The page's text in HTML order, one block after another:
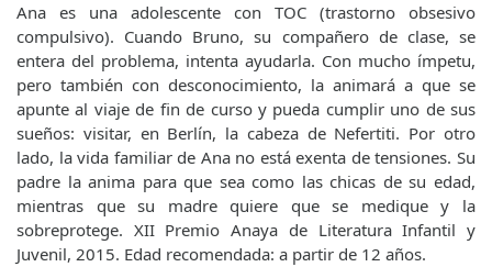
Ana es una adolescente con TOC (trastorno obsesivo
compulsivo). Cuando Bruno, su compañero de clase, se
entera del problema, intenta ayudarla. Con mucho ímpetu,
pero también con desconocimiento, la animará a que se
apunte al viaje de fin de curso y pueda cumplir uno de sus
sueños: visitar, en Berlín, la cabeza de Nefertiti. Por otro
lado, la vida familiar de Ana no está exenta de tensiones. Su
padre la anima para que sea como las chicas de su edad,
mientras que su madre quiere que se medique y la
sobreprotege. XII Premio Anaya de Literatura Infantil y
Juvenil, 2015. Edad recomendada: a partir de 12 años.